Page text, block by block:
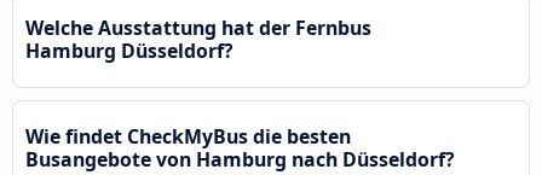
Welche Ausstattung hat der Fernbus
Hamburg Düsseldorf?
Wie findet CheckMyBus die besten
Busangebote von Hamburg nach Düsseldorf?